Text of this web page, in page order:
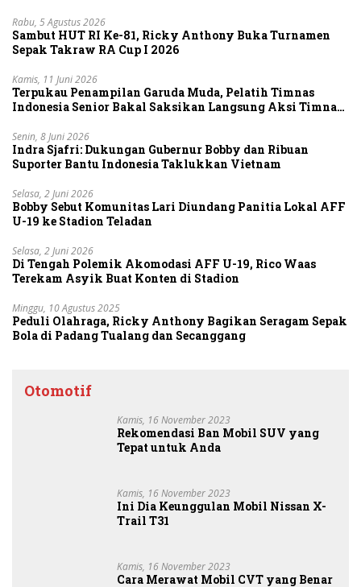
Rabu, 5 Agustus 2026
Sambut HUT RI Ke-81, Ricky Anthony Buka Turnamen
Sepak Takraw RA Cup I 2026
Kamis, 11 Juni 2026
Terpukau Penampilan Garuda Muda, Pelatih Timnas
Indonesia Senior Bakal Saksikan Langsung Aksi Timnas
Senin, 8 Juni 2026
Indra Sjafri: Dukungan Gubernur Bobby dan Ribuan
Suporter Bantu Indonesia Taklukkan Vietnam
Selasa, 2 Juni 2026
Bobby Sebut Komunitas Lari Diundang Panitia Lokal AFF
U-19 ke Stadion Teladan
Selasa, 2 Juni 2026
Di Tengah Polemik Akomodasi AFF U-19, Rico Waas
Terekam Asyik Buat Konten di Stadion
Minggu, 10 Agustus 2025
Peduli Olahraga, Ricky Anthony Bagikan Seragam Sepak
Bola di Padang Tualang dan Secanggang
Otomotif
Kamis, 16 November 2023
Rekomendasi Ban Mobil SUV yang
Tepat untuk Anda
Kamis, 16 November 2023
Ini Dia Keunggulan Mobil Nissan X-
Trail T31
Kamis, 16 November 2023
Cara Merawat Mobil CVT yang Benar